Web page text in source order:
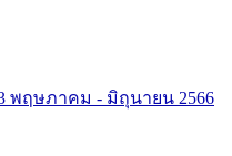
พฤษภาคม - มิถุนายน 2566